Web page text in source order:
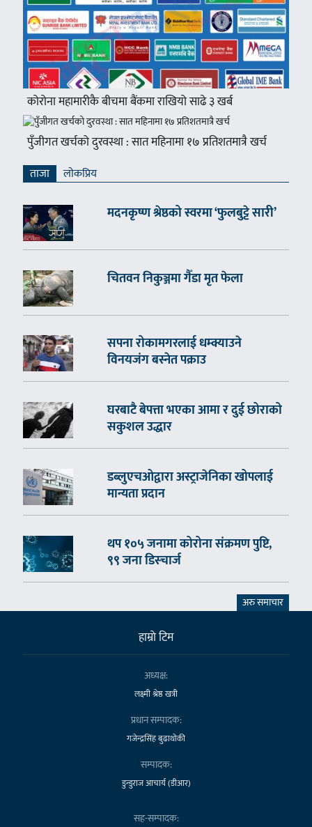
कोरोना महामारीकै बीचमा बैंकमा राखियो साढे ३ खर्ब
पुँजीगत खर्चको दुरवस्था : सात महिनामा १७ प्रतिशतमात्रै खर्च
ताजा लाेकप्रिय
मदनकृष्ण श्रेष्ठको स्वरमा ‘फुलबुट्टे सारी’
चितवन निकुञ्जमा गैँडा मृत फेला
सपना रोकामगरलाई धम्क्याउने
विनयजंग बस्नेत पक्राउ
घरबाटै बेपत्ता भएका आमा र दुई छोराको
सकुशल उद्धार
डब्लुएचओद्वारा अस्ट्राजेनिका खोपलाई
मान्यता प्रदान
थप १०५ जनामा कोरोना संक्रमण पुष्टि,
९९ जना डिस्चार्ज
अरु समाचार
हाम्राे टिम
अध्यक्ष:
लक्ष्मी श्रेष्ठ खत्री
प्रधान सम्पादक:
गजेन्द्रसिंह बुढाथोकी
सम्पादक:
डुन्डुराज आचार्य (डीआर)
सह-सम्पादक: